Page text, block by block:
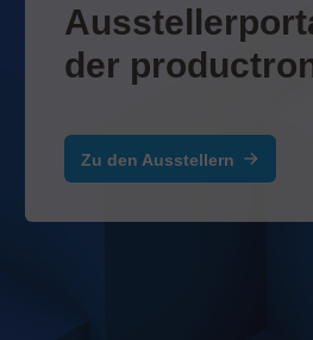
der
Zu den Ausstellern